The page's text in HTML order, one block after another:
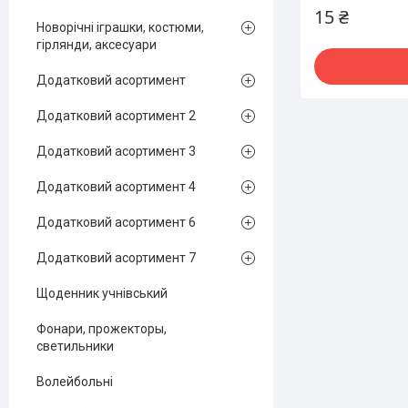
15 ₴
Новорічні іграшки, костюми,
гірлянди, аксесуари
Додатковий асортимент
Додатковий асортимент 2
Додатковий асортимент 3
Додатковий асортимент 4
Додатковий асортимент 6
Додатковий асортимент 7
Щоденник учнівський
Фонари, прожекторы,
светильники
Волейбольні